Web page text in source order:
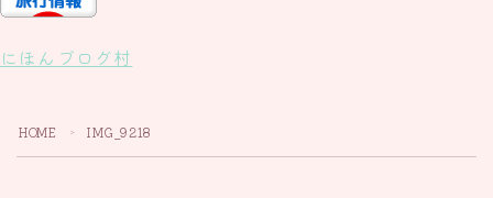
にほんブログ村
HOME ＞ IMG_9218